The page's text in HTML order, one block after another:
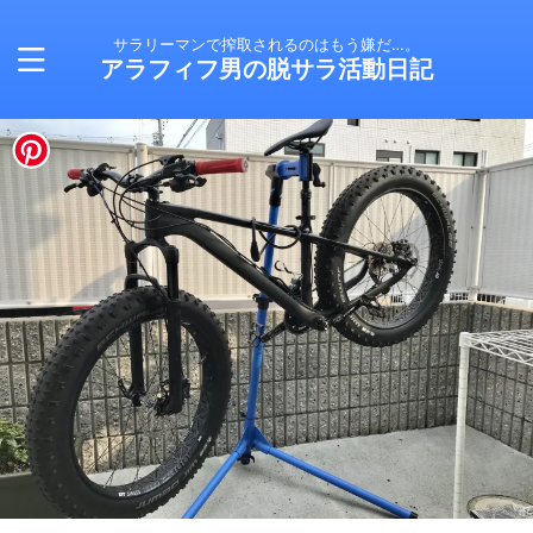
サラリーマンで搾取されるのはもう嫌だ…。
アラフィフ男の脱サラ活動日記